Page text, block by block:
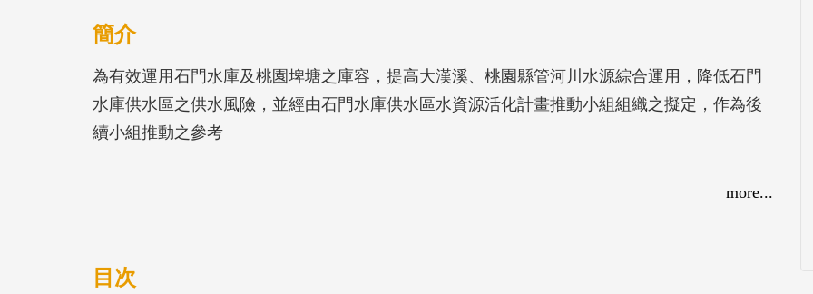
簡介
為有效運用石門水庫及桃園埤塘之庫容，提高大漢溪、桃園縣管河川水源綜合運用，降低石門
水庫供水區之供水風險，並經由石門水庫供水區水資源活化計畫推動小組組織之擬定，作為後
續小組推動之參考
more...
目次